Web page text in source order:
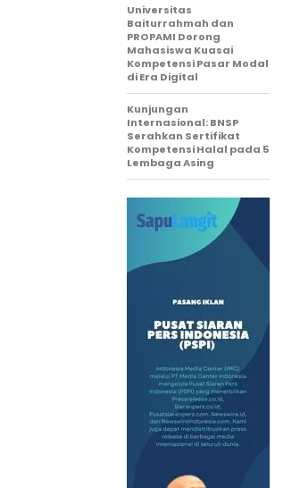
Universitas
Baiturrahmah dan
PROPAMI Dorong
Mahasiswa Kuasai
Kompetensi Pasar Modal
di Era Digital
Kunjungan
Internasional: BNSP
Serahkan Sertifikat
Kompetensi Halal pada 5
Lembaga Asing